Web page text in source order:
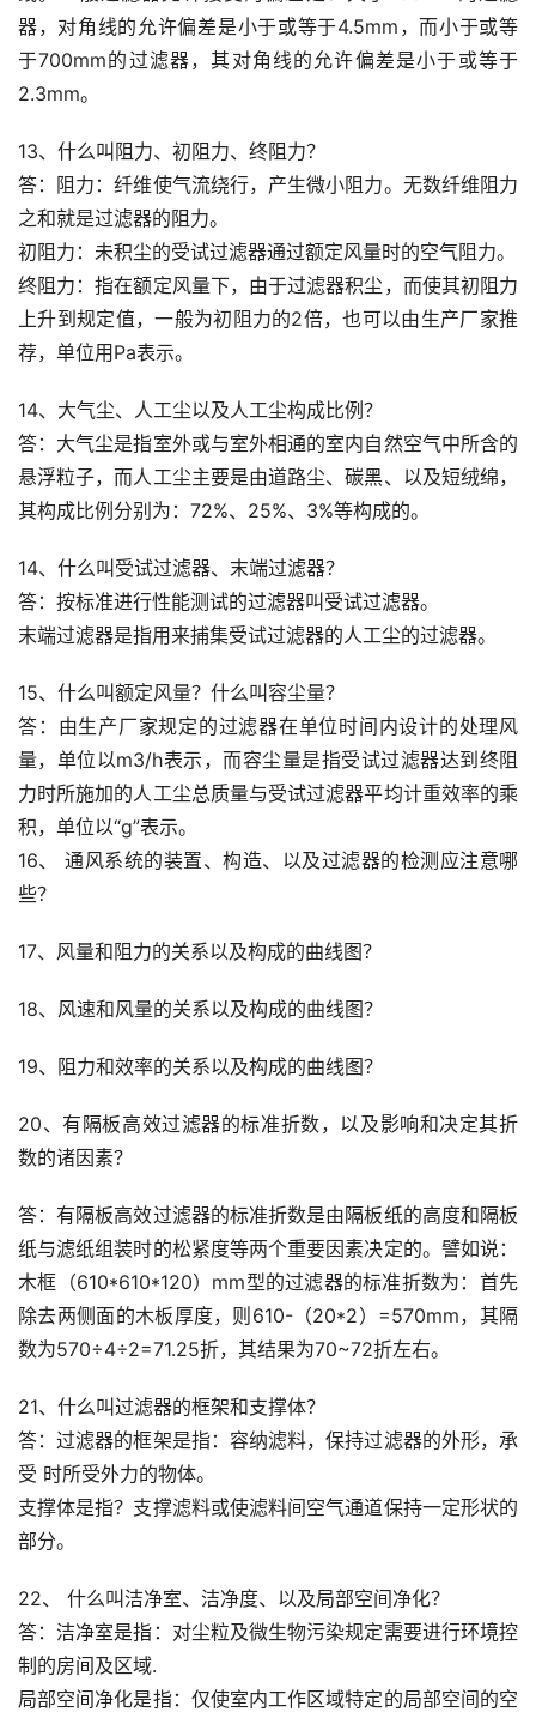
器，对角线的允许偏差是小于或等于4.5mm，而小于或等
于700mm的过滤器，其对角线的允许偏差是小于或等于
2.3mm。
13、什么叫阻力、初阻力、终阻力？
答：阻力：纤维使气流绕行，产生微小阻力。无数纤维阻力
之和就是过滤器的阻力。
初阻力：未积尘的受试过滤器通过额定风量时的空气阻力。
终阻力：指在额定风量下，由于过滤器积尘，而使其初阻力
上升到规定值，一般为初阻力的2倍，也可以由生产厂家推
荐，单位用Pa表示。
14、大气尘、人工尘以及人工尘构成比例？
答：大气尘是指室外或与室外相通的室内自然空气中所含的
悬浮粒子，而人工尘主要是由道路尘、碳黑、以及短绒绵，
其构成比例分别为：72%、25%、3%等构成的。
14、什么叫受试过滤器、末端过滤器？
答：按标准进行性能测试的过滤器叫受试过滤器。
末端过滤器是指用来捕集受试过滤器的人工尘的过滤器。
15、什么叫额定风量？什么叫容尘量？
答：由生产厂家规定的过滤器在单位时间内设计的处理风
量，单位以m3/h表示，而容尘量是指受试过滤器达到终阻
力时所施加的人工尘总质量与受试过滤器平均计重效率的乘
积，单位以“g”表示。
16、 通风系统的装置、构造、以及过滤器的检测应注意哪
些？
17、风量和阻力的关系以及构成的曲线图？
18、风速和风量的关系以及构成的曲线图？
19、阻力和效率的关系以及构成的曲线图？
20、有隔板高效过滤器的标准折数，以及影响和决定其折
数的诸因素？
答：有隔板高效过滤器的标准折数是由隔板纸的高度和隔板
纸与滤纸组装时的松紧度等两个重要因素决定的。譬如说：
木框（610*610*120）mm型的过滤器的标准折数为：首先
除去两侧面的木板厚度，则610-（20*2）=570mm，其隔
数为570÷4÷2=71.25折，其结果为70~72折左右。
21、什么叫过滤器的框架和支撑体？
答：过滤器的框架是指：容纳滤料，保持过滤器的外形，承
受 时所受外力的物体。
支撑体是指？支撑滤料或使滤料间空气通道保持一定形状的
部分。
22、 什么叫洁净室、洁净度、以及局部空间净化？
答：洁净室是指：对尘粒及微生物污染规定需要进行环境控
制的房间及区域.
局部空间净化是指：仅使室内工作区域特定的局部空间的空